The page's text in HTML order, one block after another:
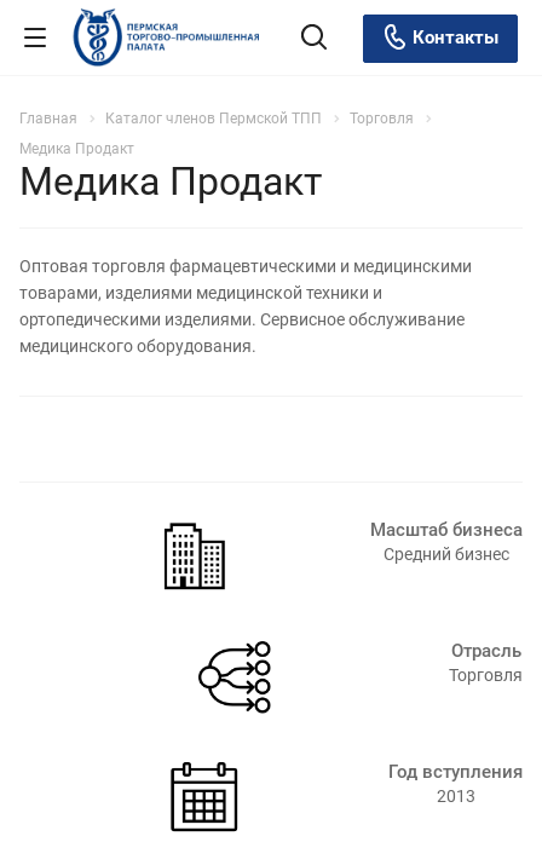
Контакты
Главная Каталог членов Пермской ТПП
Торговля
Медика Продакт
Медика Продакт
Оптовая торговля фармацевтическими и медицинскими
товарами, изделиями медицинской техники и
ортопедическими изделиями. Сервисное обслуживание
медицинского оборудования.
Масштаб бизнеса
Средний бизнес
Отрасль
Торговля
Год вступления
2013